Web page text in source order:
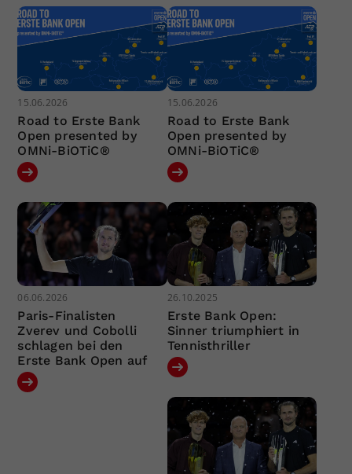
15.06.2026
Road to Erste Bank
Open presented by
OMNi-BiOTiC®
15.06.2026
Road to Erste Bank
Open presented by
OMNi-BiOTiC®
06.06.2026
Paris-Finalisten
Zverev und Cobolli
schlagen bei den
Erste Bank Open auf
26.10.2025
Erste Bank Open:
Sinner triumphiert in
Tennisthriller